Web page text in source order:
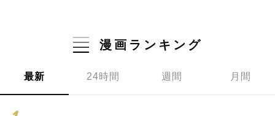
漫画ランキング
最新 24時間 週間 月間